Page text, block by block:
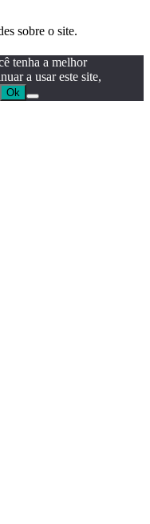
sobre o site.
tenha a melhor
a usar este site,
Ok